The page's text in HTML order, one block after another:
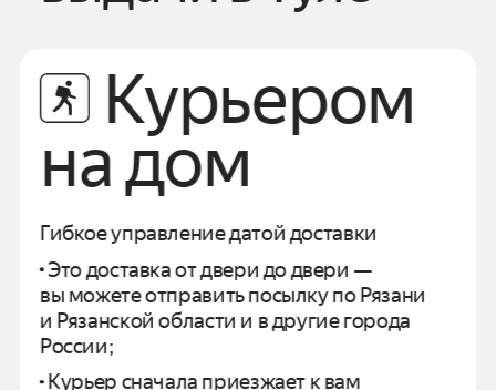
Курьером
на дом
Гибкое управление датой доставки
Это доставка от двери до двери —
вы можете отправить посылку поРязани
и Рязанской области и в другие города
России;
Курьер сначала приезжает к вам